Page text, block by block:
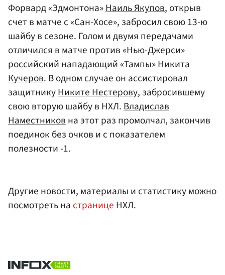
Форвард «Эдмонтона»Наиль Якупов, открыв
счет в матче с «Сан-Хосе», забросил свою 13-ю
шайбу в сезоне. Голом и двумя передачами
отличился в матче против «Нью-Джерси»
российский нападающий «Тампы»Никита
Кучеров. В одном случае он ассистировал
защитникуНиките Нестерову, забросившему
свою вторую шайбу в НХЛ.Владислав
Наместниковна этот раз промолчал, закончив
поединок без очков и с показателем
полезности -1.
Другие новости, материалы и статистику можно
посмотреть настраницеНХЛ.